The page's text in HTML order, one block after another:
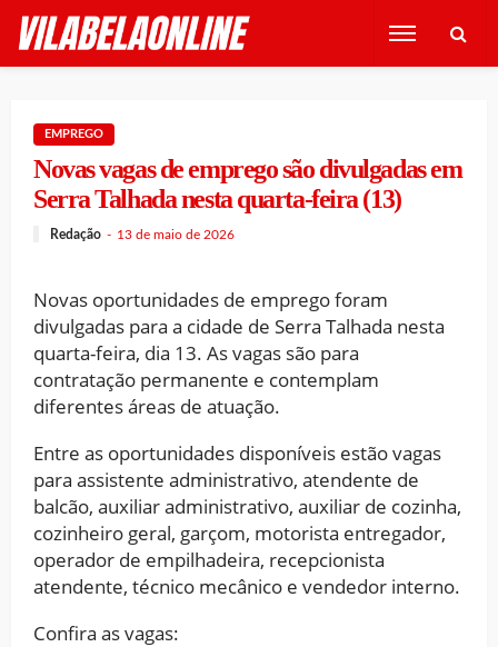
EMPREGO
Novas vagas de emprego são divulgadas em
Serra Talhada nesta quarta-feira (13)
Redação 13 de maio de 2026
Novas oportunidades de emprego foram
divulgadas para a cidade de Serra Talhada nesta
quarta-feira, dia 13. As vagas são para
contratação permanente e contemplam
diferentes áreas de atuação.
Entre as oportunidades disponíveis estão vagas
para assistente administrativo, atendente de
balcão, auxiliar administrativo, auxiliar de cozinha,
cozinheiro geral, garçom, motorista entregador,
operador de empilhadeira, recepcionista
atendente, técnico mecânico e vendedor interno.
Confira as vagas: